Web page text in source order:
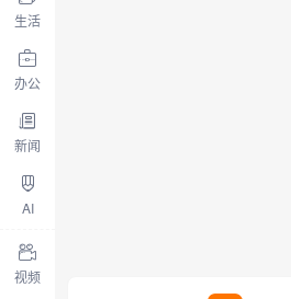
生活
办公
新闻
AI
视频